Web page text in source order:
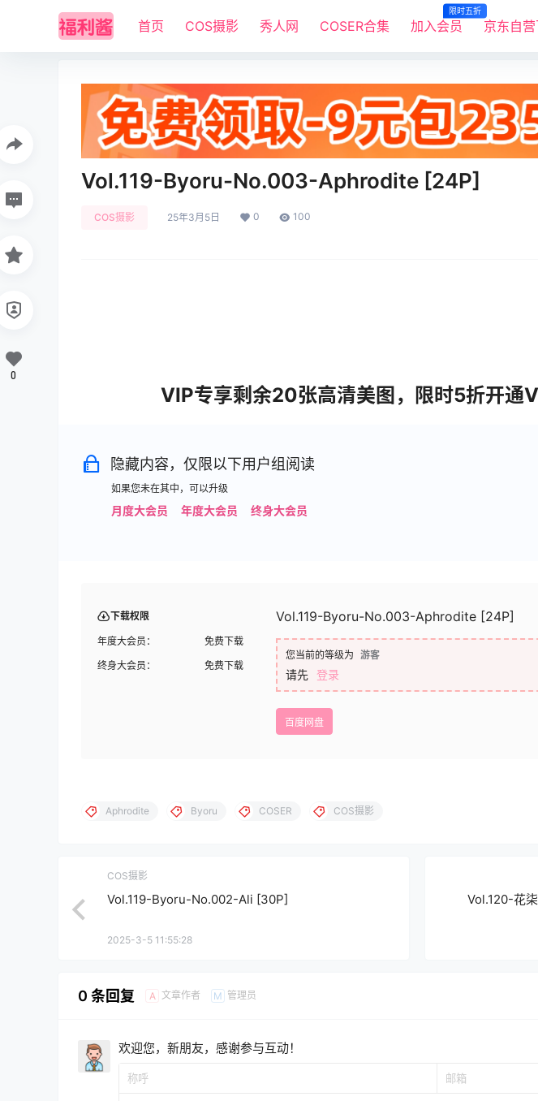
首页 COS摄影 秀人网 COSER合集 加入会员
限时五折
京东自
Vol.119-Byoru-No.003-Aphrodite [24P]
COS摄影 25年3月5日 0 100
VIP专享剩余20张高清美图，限时5折开通
隐藏内容，仅限以下用户组阅读
如果您未在其中，可以升级
月度大会员 年度大会员 终身大会员
下载权限
年度大会员：
免费下载
终身大会员：
免费下载
Vol.119-Byoru-No.003-Aphrodite [24P]
您当前的等级为 游客
请先 登录
百度网盘
0
Aphrodite Byoru COSER COS摄影
COS摄影
Vol.119-Byoru-No.002-Ali [30P]
2025-3-5 11:55:28
Vol.120-花
0 条回复 A 文章作者 M 管理员
欢迎您，新朋友，感谢参与互动！